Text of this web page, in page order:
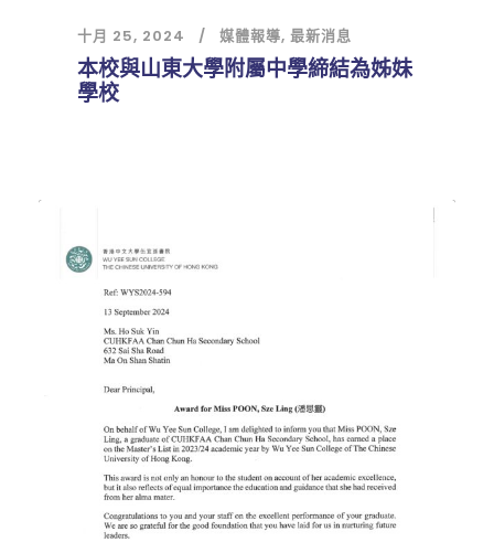
十月 25, 2024 媒體報導, 最新消息
本校與山東大學附屬中學締結為姊妹
學校